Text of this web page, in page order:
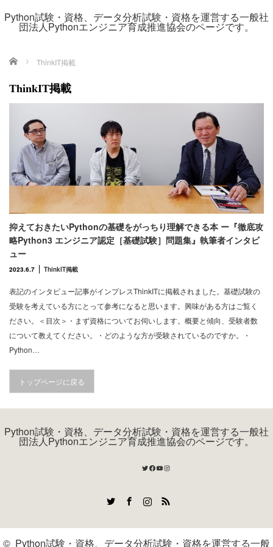
Python試験・資格、データ分析試験・資格を運営する一般社
団法人Pythonエンジニア育成推進協会のページです。
ホーム ThinkIT掲載
ThinkIT掲載
抑えておきたいPythonの基礎をがっちり理解できる本 ー『徹底攻
略Python3 エンジニア認定［基礎試験］問題集』執筆者インタビ
ュー
2023.6.7 ThinkIT掲載
表記のインタビュー記事がインプレスThinkITに掲載されました。基礎試験の
受験を考えている方にとって参考になると思います。興味がある方はご覧く
ださい。＜目次＞・まず資格についてお伺いします。概要と傾向、受験者数
について教えてください。・どのような方が受験されているのですか。・
Python…
トップページに戻る
Python試験・資格、データ分析試験・資格を運営する一般社
団法人Pythonエンジニア育成推進協会のページです。
Twitter
Facebook
YouTube
Instagram
RSS
© Python試験・資格、データ分析試験・資格を運営する一般